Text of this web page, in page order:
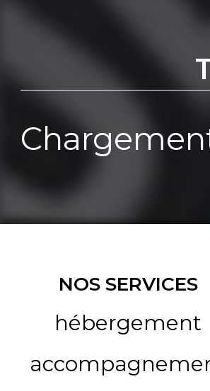
NOS SERVICES
hébergement